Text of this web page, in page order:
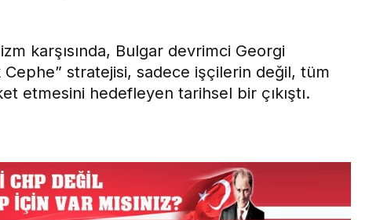
karşısında, Bulgar devrimci Georgi
stratejisi, sadece işçilerin değil, tüm
etmesini hedefleyen tarihsel bir çıkıştı.